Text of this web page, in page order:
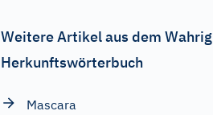
Weitere Artikel aus dem Wahrig
Herkunftswörterbuch
Mascara